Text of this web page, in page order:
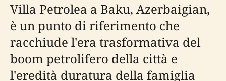
Villa Petrolea a Baku, Azerbaigian,
è un punto di riferimento che
racchiude l'era trasformativa del
boom petrolifero della città e
l'eredità duratura della famiglia